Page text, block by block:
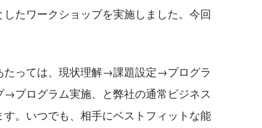
たワークショップを実施しました。今回
たっては、現状理解→課題設定→プログラ
プログラム実施、と弊社の通常ビジネス
。いつでも、相手にベストフィットな能